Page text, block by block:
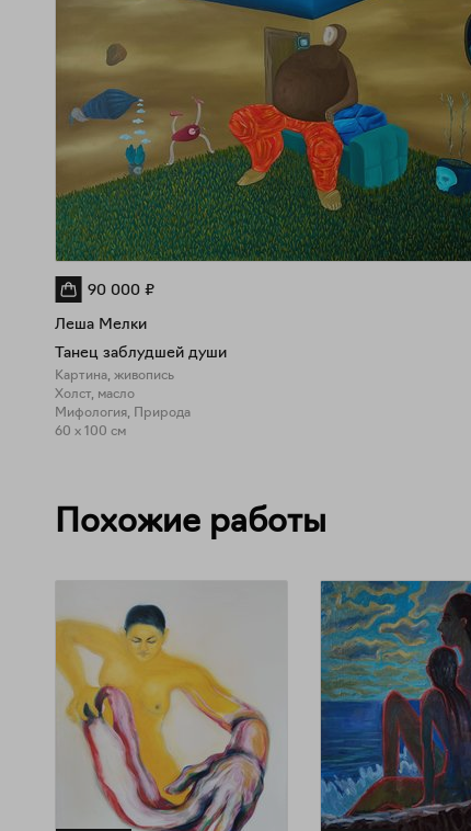
90 000 ₽
Леша Мелки
Танец заблудшей души
Картина, живопись
Холст, масло
Мифология, Природа
60 x 100 см
Похожие работы